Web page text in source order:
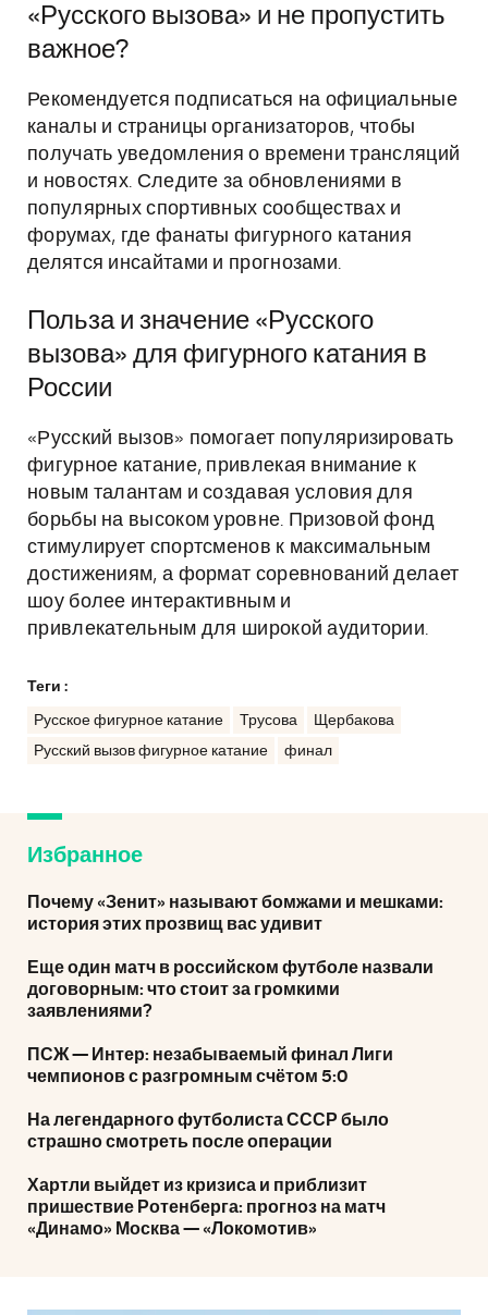
«Русского вызова» и не пропустить
важное?
Рекомендуется подписаться на официальные
каналы и страницы организаторов, чтобы
получать уведомления о времени трансляций
и новостях. Следите за обновлениями в
популярных спортивных сообществах и
форумах, где фанаты фигурного катания
делятся инсайтами и прогнозами.
Польза и значение «Русского
вызова» для фигурного катания в
России
«Русский вызов» помогает популяризировать
фигурное катание, привлекая внимание к
новым талантам и создавая условия для
борьбы на высоком уровне. Призовой фонд
стимулирует спортсменов к максимальным
достижениям, а формат соревнований делает
шоу более интерактивным и
привлекательным для широкой аудитории.
Теги :
Русское фигурное катание Трусова
Щербакова
Русский вызов фигурное катание
финал
Избранное
Почему «Зенит» называют бомжами и мешками:
история этих прозвищ вас удивит
Еще один матч в российском футболе назвали
договорным: что стоит за громкими
заявлениями?
ПСЖ — Интер: незабываемый финал Лиги
чемпионов с разгромным счётом 5:0
На легендарного футболиста СССР было
страшно смотреть после операции
Хартли выйдет из кризиса и приблизит
пришествие Ротенберга: прогноз на матч
«Динамо» Москва — «Локомотив»